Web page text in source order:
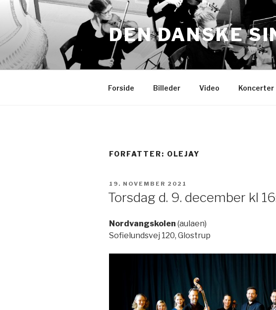
Videre
indhold
DEN DANSKE
Forside Billeder Video Koncerter
FORFATTER: OLEJAY
UDGIVET
19. NOVEMBER 2021
Torsdag d. 9. december kl
Nordvangskolen (aulaen)
Sofielundsvej 120, Glostrup